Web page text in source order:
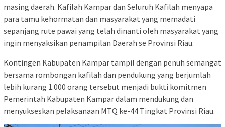
masing daerah. Kafilah Kampar dan Seluruh Kafilah menyapa
para tamu kehormatan dan masyarakat yang memadati
sepanjang rute pawai yang telah dinanti oleh masyarakat yang
ingin menyaksikan penampilan Daerah se Provinsi Riau.
Kontingen Kabupaten Kampar tampil dengan penuh semangat
bersama rombongan kafilah dan pendukung yang berjumlah
lebih kurang 1.000 orang tersebut menjadi bukti komitmen
Pemerintah Kabupaten Kampar dalam mendukung dan
menyukseskan pelaksanaan MTQ ke-44 Tingkat Provinsi Riau.